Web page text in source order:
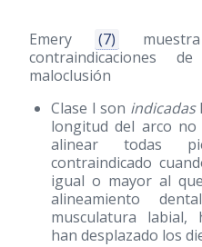
Emery (7)
contraindicaciones
maloclusión
Clase I son indicadas
longitud del arco
alinear todas
contraindicado
igual o mayor al
alineamiento
musculatura labial,
han desplazado los